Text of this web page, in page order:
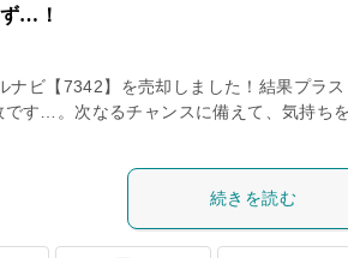
…！
ナビ【7342】を売却しました！結果プラ
す…。次なるチャンスに備えて、気持ち
続きを読む